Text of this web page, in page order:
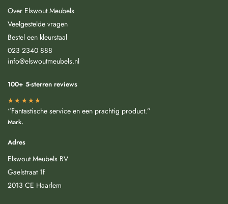
Over Elswout Meubels
Veelgestelde vragen
Bestel een kleurstaal
023 2340 888
info@elswoutmeubels.nl
100+ 5-sterren reviews
★★★★★
“Fantastische service en een prachtig product.”
Mark.
Adres
Elswout Meubels BV
Gaelstraat 1f
2013 CE Haarlem